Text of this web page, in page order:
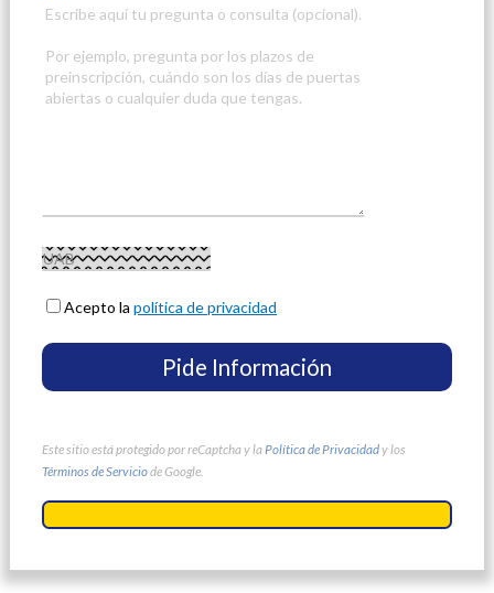
Acepto lapolítica de privacidad
Este sitio está protegido por reCaptcha y la Política de Privacidady los
Términos de Serviciode Google.